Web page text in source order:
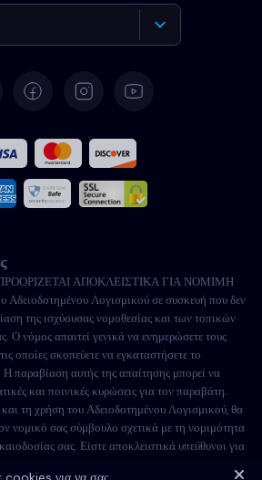
ΑΠΟΚΛΕΙΣΤΙΚΑ ΓΙΑ ΝΟΜΙΜΗ
Λογισμικού σε συσκευή που δεν
της ισχύουσας νομοθεσίας και των τοπικών
Ο νόμος απαιτεί γενικά να ενημερώσετε τους
οποίες σκοπεύετε να εγκαταστήσετε το
παραβίαση αυτής της απαίτησης μπορεί να
και ποινικές κυρώσεις για τον παραβάτη.
τη χρήση του Αδειοδοτημένου Λογισμικού, θα
νομικό σας σύμβουλο σχετικά με τη νομιμότητα
σας. Είστε αποκλειστικά υπεύθυνοι για